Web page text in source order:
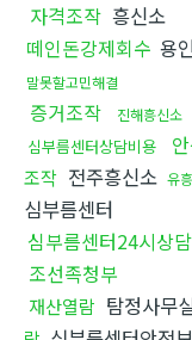
자격조작 흥신소
떼인돈강제회수 용
말못할고민해결
증거조작 진해흥신소
심부름센터상담비용
조작 전주흥신소 유
심부름센터
심부름센터24시상담
조선족청부
재산열람 탐정사무